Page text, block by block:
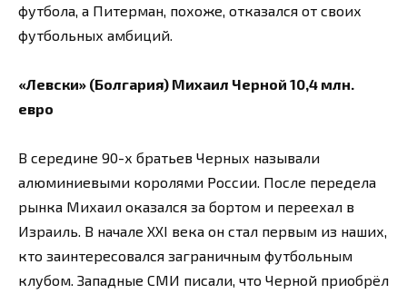
футбола, а Питерман, похоже, отказался от своих
футбольных амбиций.
«Левски» (Болгария) Михаил Черной 10,4 млн.
евро
В середине 90-х братьев Черных называли
алюминиевыми королями России. После передела
рынка Михаил оказался за бортом и переехал в
Израиль. В начале XXI века он стал первым из наших,
кто заинтересовался заграничным футбольным
клубом. Западные СМИ писали, что Черной приобрёл